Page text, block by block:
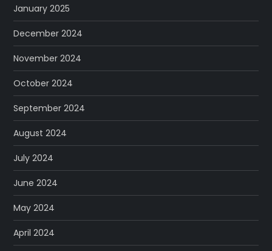
January 2025
December 2024
November 2024
October 2024
September 2024
August 2024
July 2024
June 2024
May 2024
April 2024